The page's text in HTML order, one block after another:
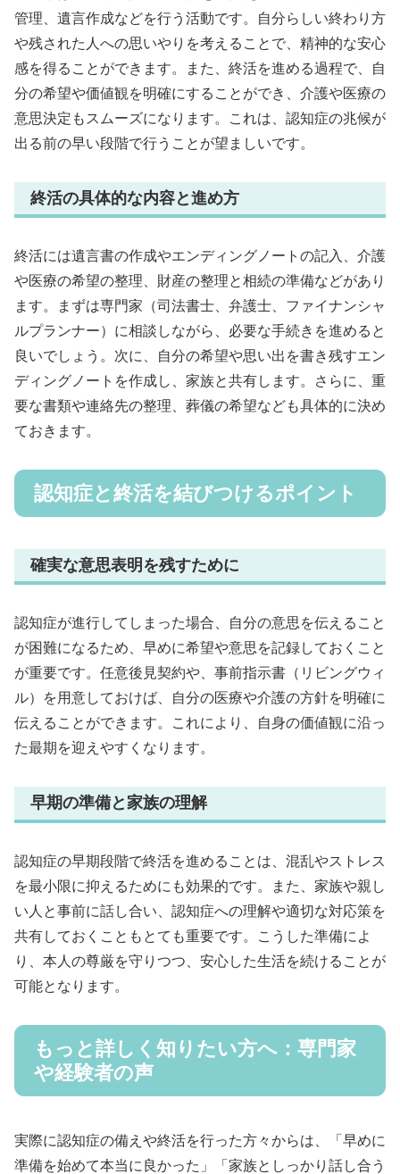
管理、遺言作成などを行う活動です。自分らしい終わり方
や残された人への思いやりを考えることで、精神的な安心
感を得ることができます。また、終活を進める過程で、自
分の希望や価値観を明確にすることができ、介護や医療の
意思決定もスムーズになります。これは、認知症の兆候が
出る前の早い段階で行うことが望ましいです。
終活の具体的な内容と進め方
終活には遺言書の作成やエンディングノートの記入、介護
や医療の希望の整理、財産の整理と相続の準備などがあり
ます。まずは専門家（司法書士、弁護士、ファイナンシャ
ルプランナー）に相談しながら、必要な手続きを進めると
良いでしょう。次に、自分の希望や思い出を書き残すエン
ディングノートを作成し、家族と共有します。さらに、重
要な書類や連絡先の整理、葬儀の希望なども具体的に決め
ておきます。
認知症と終活を結びつけるポイント
確実な意思表明を残すために
認知症が進行してしまった場合、自分の意思を伝えること
が困難になるため、早めに希望や意思を記録しておくこと
が重要です。任意後見契約や、事前指示書（リビングウィ
ル）を用意しておけば、自分の医療や介護の方針を明確に
伝えることができます。これにより、自身の価値観に沿っ
た最期を迎えやすくなります。
早期の準備と家族の理解
認知症の早期段階で終活を進めることは、混乱やストレス
を最小限に抑えるためにも効果的です。また、家族や親し
い人と事前に話し合い、認知症への理解や適切な対応策を
共有しておくこともとても重要です。こうした準備によ
り、本人の尊厳を守りつつ、安心した生活を続けることが
可能となります。
もっと詳しく知りたい方へ：専門家
や経験者の声
実際に認知症の備えや終活を行った方々からは、「早めに
準備を始めて本当に良かった」「家族としっかり話し合う